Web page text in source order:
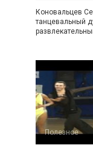
Коновальцев
танцевальный
Полезное